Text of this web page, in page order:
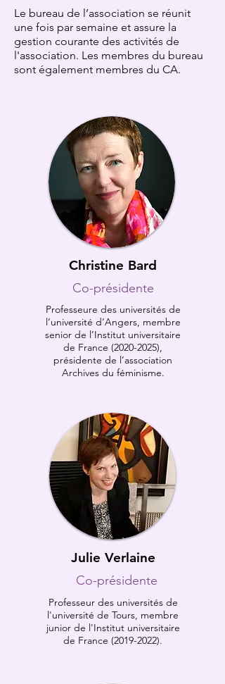
Le bureau de l’association se réunit
une fois par semaine et assure la
gestion courante des activités de
l'association. Les membres du bureau
sont également membres du CA.
Christine Bard
Co-présidente
Professeure des universités de
l’université d’Angers, membre
senior de l’Institut universitaire
de France (2020-2025),
présidente de l’association
Archives du féminisme.
Julie Verlaine
Co-présidente
Professeur des universités de
l'université de Tours, membre
junior de l'Institut universitaire
de France (2019-2022).